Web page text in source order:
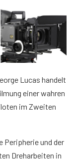
Lucas handelt
einer wahren
im Zweiten
Peripherie und der
Dreharbeiten in